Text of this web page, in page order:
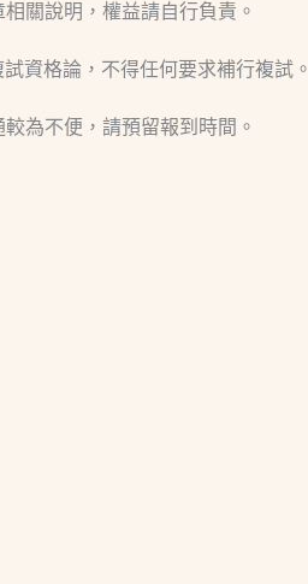
關說明，權益請自行負責。
資格論，不得任何要求補行複試。
為不便，請預留報到時間。